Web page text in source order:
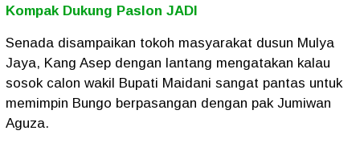
Kompak Dukung Paslon JADI
Senada disampaikan tokoh masyarakat dusun Mulya
Jaya, Kang Asep dengan lantang mengatakan kalau
sosok calon wakil Bupati Maidani sangat pantas untuk
memimpin Bungo berpasangan dengan pak Jumiwan
Aguza.